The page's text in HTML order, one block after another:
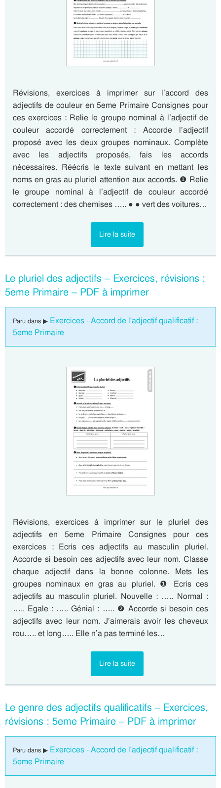
Révisions, exercices à imprimer sur l’accord des
adjectifs de couleur en 5eme Primaire Consignes pour
ces exercices : Relie le groupe nominal à l’adjectif de
couleur accordé correctement : Accorde l’adjectif
proposé avec les deux groupes nominaux. Complète
avec les adjectifs proposés, fais les accords
nécessaires. Réécris le texte suivant en mettant les
noms en gras au pluriel attention aux accords. ❶ Relie
le groupe nominal à l’adjectif de couleur accordé
correctement : des chemises ….. ● ● vert des voitures…
Lire la suite
Le pluriel des adjectifs – Exercices, révisions :
5eme Primaire – PDF à imprimer
Paru dans ▶ Exercices - Accord de l'adjectif qualificatif :
5eme Primaire
Révisions, exercices à imprimer sur le pluriel des
adjectifs en 5eme Primaire Consignes pour ces
exercices : Ecris ces adjectifs au masculin pluriel.
Accorde si besoin ces adjectifs avec leur nom. Classe
chaque adjectif dans la bonne colonne. Mets les
groupes nominaux en gras au pluriel. ❶ Ecris ces
adjectifs au masculin pluriel. Nouvelle : ….. Normal :
….. Egale : ….. Génial : ….. ❷ Accorde si besoin ces
adjectifs avec leur nom. J’aimerais avoir les cheveux
rou….. et long….. Elle n’a pas terminé les…
Lire la suite
Le genre des adjectifs qualificatifs – Exercices,
révisions : 5eme Primaire – PDF à imprimer
Paru dans ▶ Exercices - Accord de l'adjectif qualificatif :
5eme Primaire